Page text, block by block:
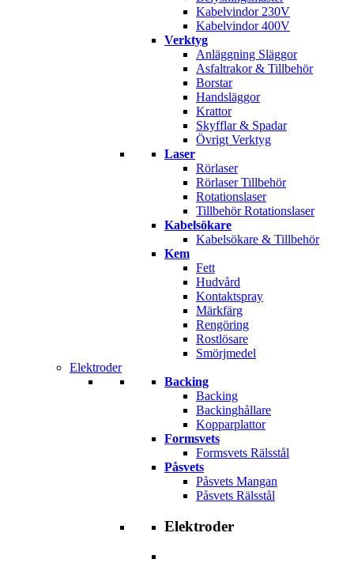
Kabelvindor 230V
Kabelvindor 400V
Verktyg
Anläggning Släggor
Asfaltrakor & Tillbehör
Borstar
Handsläggor
Krattor
Skyfflar & Spadar
Övrigt Verktyg
Laser
Rörlaser
Rörlaser Tillbehör
Rotationslaser
Tillbehör Rotationslaser
Kabelsökare
Kabelsökare & Tillbehör
Kem
Fett
Hudvård
Kontaktspray
Märkfärg
Rengöring
Rostlösare
Smörjmedel
Elektroder
Backing
Backing
Backinghållare
Kopparplattor
Formsvets
Formsvets Rälsstål
Påsvets
Påsvets Mangan
Påsvets Rälsstål
Elektroder